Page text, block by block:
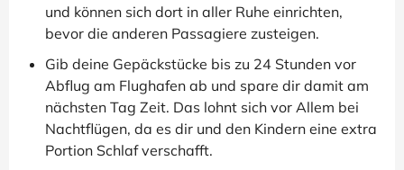
und können sich dort in aller Ruhe einrichten,
bevor die anderen Passagiere zusteigen.
Gib deine Gepäckstücke bis zu 24 Stunden vor
Abflug am Flughafen ab und spare dir damit am
nächsten Tag Zeit. Das lohnt sich vor Allem bei
Nachtflügen, da es dir und den Kindern eine extra
Portion Schlaf verschafft.